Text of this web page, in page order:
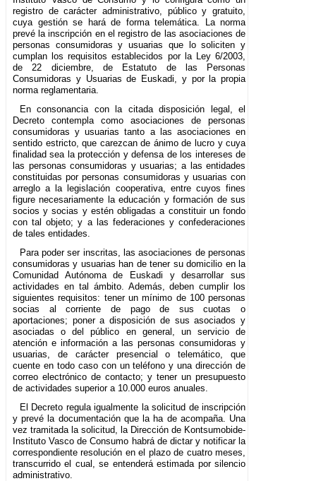
registro de carácter administrativo, público y gratuito,
cuya gestión se hará de forma telemática. La norma
prevé la inscripción en el registro de las asociaciones de
personas consumidoras y usuarias que lo soliciten y
cumplan los requisitos establecidos por la Ley 6/2003,
de 22 diciembre, de Estatuto de las Personas
Consumidoras y Usuarias de Euskadi, y por la propia
norma reglamentaria.
En consonancia con la citada disposición legal, el
Decreto contempla como asociaciones de personas
consumidoras y usuarias tanto a las asociaciones en
sentido estricto, que carezcan de ánimo de lucro y cuya
finalidad sea la protección y defensa de los intereses de
las personas consumidoras y usuarias; a las entidades
constituidas por personas consumidoras y usuarias con
arreglo a la legislación cooperativa, entre cuyos fines
figure necesariamente la educación y formación de sus
socios y socias y estén obligadas a constituir un fondo
con tal objeto; y a las federaciones y confederaciones
de tales entidades.
Para poder ser inscritas, las asociaciones de personas
consumidoras y usuarias han de tener su domicilio en la
Comunidad Autónoma de Euskadi y desarrollar sus
actividades en tal ámbito. Además, deben cumplir los
siguientes requisitos: tener un mínimo de 100 personas
socias al corriente de pago de sus cuotas o
aportaciones; poner a disposición de sus asociados y
asociadas o del público en general, un servicio de
atención e información a las personas consumidoras y
usuarias, de carácter presencial o telemático, que
cuente en todo caso con un teléfono y una dirección de
correo electrónico de contacto; y tener un presupuesto
de actividades superior a 10.000 euros anuales.
El Decreto regula igualmente la solicitud de inscripción
y prevé la documentación que la ha de acompaña. Una
vez tramitada la solicitud, la Dirección de Kontsumobide-
Instituto Vasco de Consumo habrá de dictar y notificar la
correspondiente resolución en el plazo de cuatro meses,
transcurrido el cual, se entenderá estimada por silencio
administrativo.